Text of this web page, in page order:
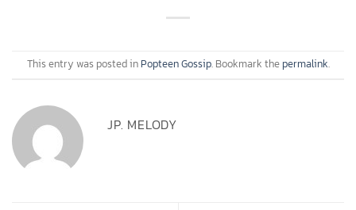
This entry was posted in Popteen Gossip. Bookmark the permalink.
JP. MELODY